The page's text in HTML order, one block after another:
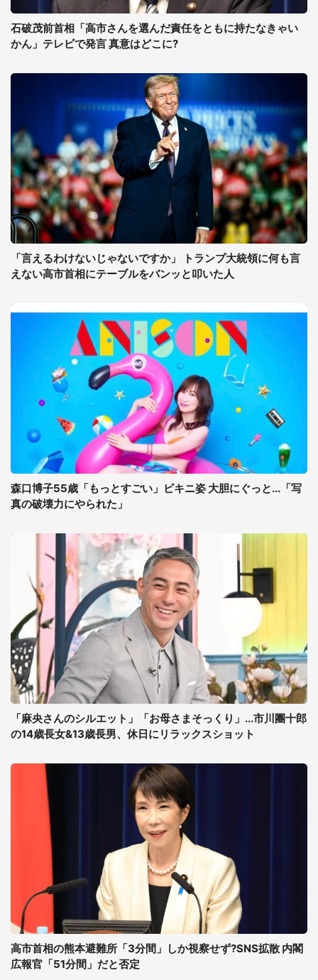
石破茂前首相「高市さんを選んだ責任をともに持たなきゃい
かん」テレビで発言 真意はどこに?
「言えるわけないじゃないですか」 トランプ大統領に何も言
えない高市首相にテーブルをバンッと叩いた人
森口博子55歳「もっとすごい」ビキニ姿 大胆にぐっと...「写
真の破壊力にやられた」
「麻央さんのシルエット」「お母さまそっくり」...市川團十郎
の14歳長女&13歳長男、休日にリラックスショット
高市首相の熊本避難所「3分間」しか視察せず?SNS拡散 内閣
広報官「51分間」だと否定